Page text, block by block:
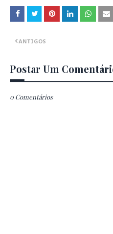
ANTIGOS
Postar Um
0 Comentários